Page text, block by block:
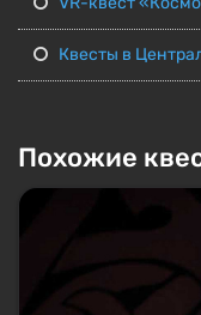
Квесты в
Похожие